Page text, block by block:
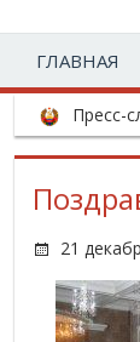
ГЛАВНАЯ
Пресс-
21